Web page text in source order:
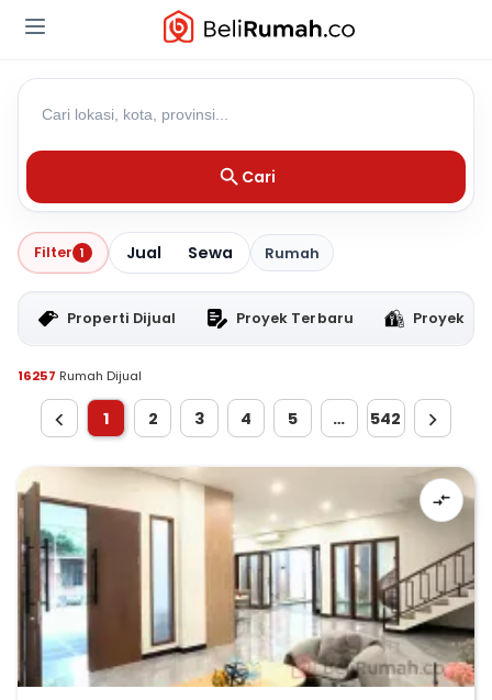
Cari
Filter 1 Jual Sewa Rumah
Properti Dijual Proyek Terbaru Proyek
16257 Rumah Dijual
1 2 3 4 5 … 542